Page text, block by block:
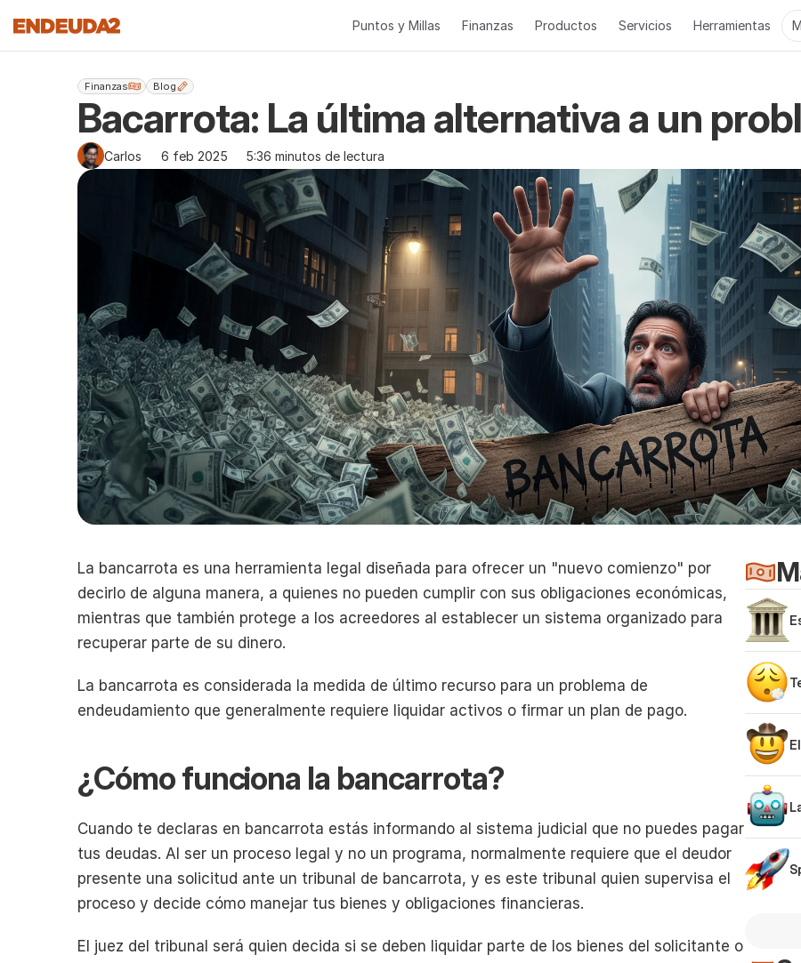
Puntos y Millas Finanzas Productos Servicios Herramientas
Finanzas Blog
Bacarrota: La última alternativa a un
Carlos 6 feb 2025 5:36 minutos de lectura
La bancarrota es una herramienta legal diseñada para ofrecer un "nuevo comienzo" por
decirlo de alguna manera, a quienes no pueden cumplir con sus obligaciones económicas,
mientras que también protege a los acreedores al establecer un sistema organizado para
recuperar parte de su dinero.
La bancarrota es considerada la medida de último recurso para un problema de
endeudamiento que generalmente requiere liquidar activos o firmar un plan de pago.
¿Cómo funciona la bancarrota?
Cuando te declaras en bancarrota estás informando al sistema judicial que no puedes pagar
tus deudas. Al ser un proceso legal y no un programa, normalmente requiere que el deudor
presente una solicitud ante un tribunal de bancarrota, y es este tribunal quien supervisa el
proceso y decide cómo manejar tus bienes y obligaciones financieras.
El juez del tribunal será quien decida si se deben liquidar parte de los bienes del solicitante o